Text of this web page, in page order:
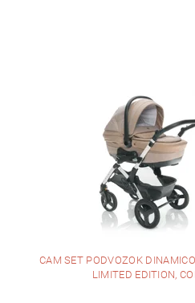
CAM SET PODVOZOK
LIMITED EDITION,